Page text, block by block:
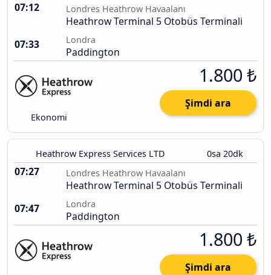
07:12 Londres Heathrow Havaalanı
Heathrow Terminal 5 Otobüs Terminali
07:33
Londra
Paddington
Ekonomi
1.800 ₺
Şimdi ara
Heathrow Express Services LTD 0sa 20dk
07:27 Londres Heathrow Havaalanı
Heathrow Terminal 5 Otobüs Terminali
07:47
Londra
Paddington
1.800 ₺
Şimdi ara